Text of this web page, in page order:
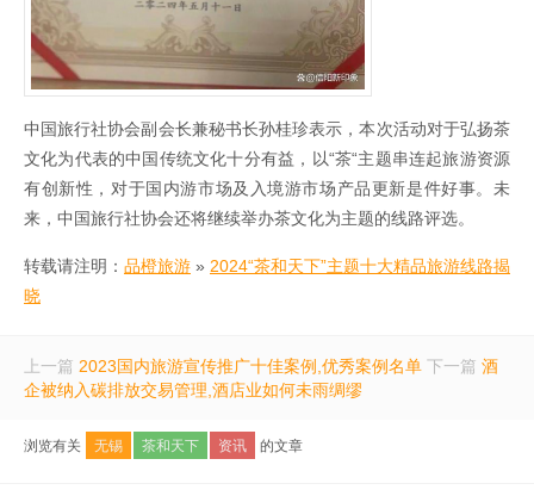
中国旅行社协会副会长兼秘书长孙桂珍表示，本次活动对于弘扬茶
文化为代表的中国传统文化十分有益，以“茶“主题串连起旅游资源
有创新性，对于国内游市场及入境游市场产品更新是件好事。未
来，中国旅行社协会还将继续举办茶文化为主题的线路评选。
转载请注明： 品橙旅游 » 2024“茶和天下”主题十大精品旅游线路揭
晓
上一篇 2023国内旅游宣传推广十佳案例,优秀案例名单 下一篇 酒
企被纳入碳排放交易管理,酒店业如何未雨绸缪
浏览有关 无锡 茶和天下 资讯 的文章